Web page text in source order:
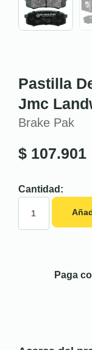
Pastilla
Jmc
Brake Pak
$ 107.901
Cantidad:
Paga